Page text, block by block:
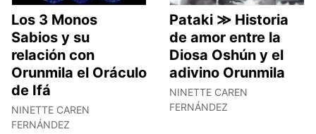
Los 3 Monos
Sabios y su
relación con
Orunmila el Oráculo
de Ifá
NINETTE CAREN
FERNÁNDEZ
Pataki ≫ Historia
de amor entre la
Diosa Oshún y el
adivino Orunmila
NINETTE CAREN
FERNÁNDEZ